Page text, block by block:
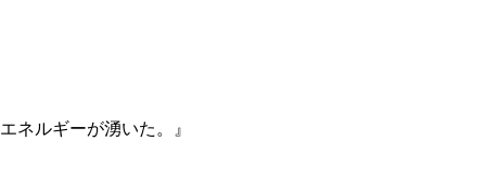
ネルギーが湧いた。』